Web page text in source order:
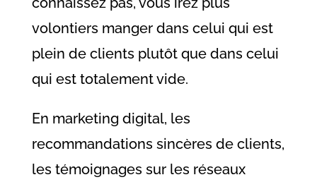
volontiers manger dans celui qui est
plein de clients plutôt que dans celui
qui est totalement vide.
En marketing digital, les
recommandations sincères de clients,
les témoignages sur les réseaux